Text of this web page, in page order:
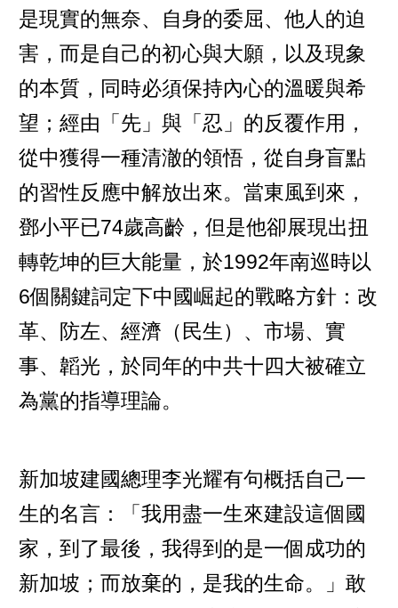
是現實的無奈、自身的委屈、他人的迫
害，而是自己的初心與大願，以及現象
的本質，同時必須保持內心的溫暖與希
望；經由「先」與「忍」的反覆作用，
從中獲得一種清澈的領悟，從自身盲點
的習性反應中解放出來。當東風到來，
鄧小平已74歲高齡，但是他卻展現出扭
轉乾坤的巨大能量，於1992年南巡時以
6個關鍵詞定下中國崛起的戰略方針：改
革、防左、經濟（民生）、市場、實
事、韜光，於同年的中共十四大被確立
為黨的指導理論。
新加坡建國總理李光耀有句概括自己一
生的名言：「我用盡一生來建設這個國
家，到了最後，我得到的是一個成功的
新加坡；而放棄的，是我的生命。」敢